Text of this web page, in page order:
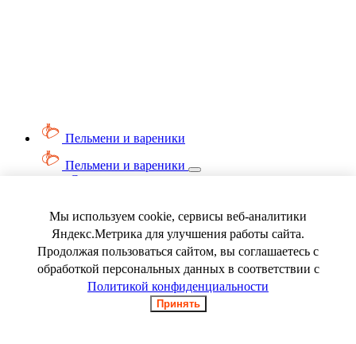
Пельмени и вареники
Пельмени и вареники
Смотреть весь раздел
Ягода замороженная
Мы используем cookie, сервисы веб-аналитики
Яндекс.Метрика для улучшения работы сайта.
Продолжая пользоваться сайтом, вы соглашаетесь с
обработкой персональных данных в соответствии с
Политикой конфиденциальности
Принять